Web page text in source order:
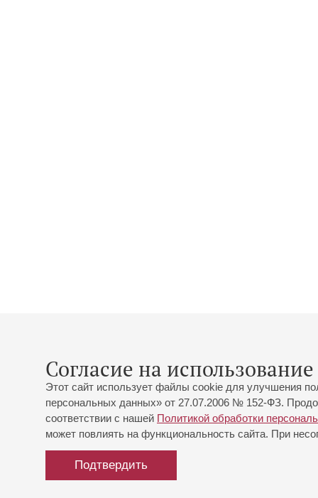
Согласие на
Этот сайт использует файлы cookie для улучшения
персональных данных» от 27.07.2006 № 152-ФЗ.
соответствии с нашей Политикой обработки
может повлиять на функциональность сайта. При
Подтвердить